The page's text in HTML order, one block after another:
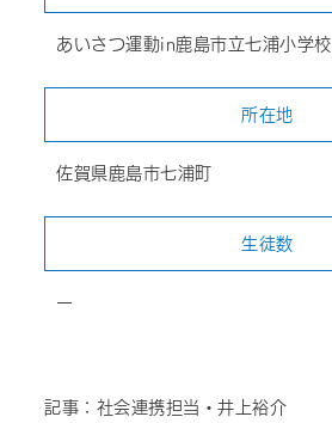
あいさつ運動in鹿島市立七浦小学校
所在地
佐賀県鹿島市七浦町
生徒数
ー
記事：社会連携担当・井上裕介